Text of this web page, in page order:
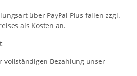
über PayPal Plus fallen zzgl.
als Kosten an.
vollständigen Bezahlung unser